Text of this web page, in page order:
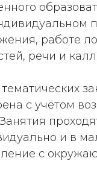
работе
речи и
с учётом
и в
с